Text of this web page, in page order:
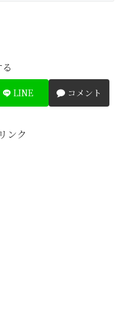
LINE コメント
ンク